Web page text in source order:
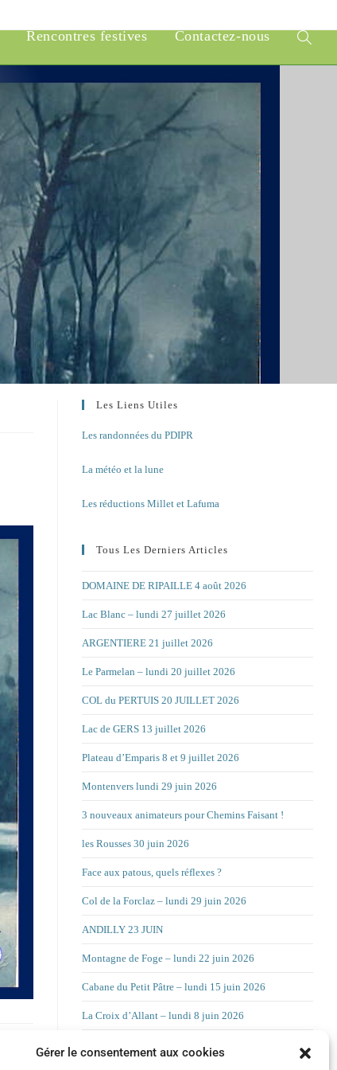
Gérer le consentement aux cookies
Rencontres festives Contactez-nous
Toggle
website
Les Liens Utiles
Les randonnées du PDIPR
La météo et la lune
Les réductions Millet et Lafuma
Tous Les Derniers Articles
DOMAINE DE RIPAILLE 4 août 2026
Lac Blanc – lundi 27 juillet 2026
ARGENTIERE 21 juillet 2026
Le Parmelan – lundi 20 juillet 2026
COL du PERTUIS 20 JUILLET 2026
Lac de GERS 13 juillet 2026
Plateau d’Emparis 8 et 9 juillet 2026
Montenvers lundi 29 juin 2026
3 nouveaux animateurs pour Chemins Faisant !
les Rousses 30 juin 2026
Face aux patous, quels réflexes ?
Col de la Forclaz – lundi 29 juin 2026
ANDILLY 23 JUIN
Montagne de Foge – lundi 22 juin 2026
Cabane du Petit Pâtre – lundi 15 juin 2026
La Croix d’Allant – lundi 8 juin 2026
RAND’ORIENTATION 2 JUIN 2026